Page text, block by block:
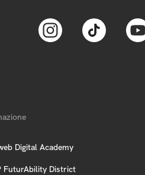
Digital Academy
FuturAbility District